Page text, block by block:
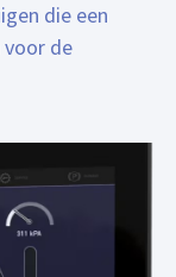
die een
voor de